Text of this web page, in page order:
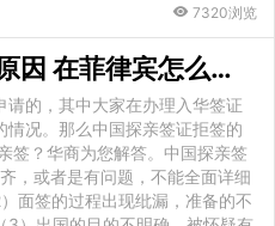
7320浏览
中国探亲签证拒签的原因 在菲律宾怎么办理中国Q1探亲签
的，其中大家在办理入华签证
况。那么中国探亲签证拒签的
签？华商为您解答。中国探亲签
，或者是有问题，不能全面详细
面签的过程出现纰漏，准备的不